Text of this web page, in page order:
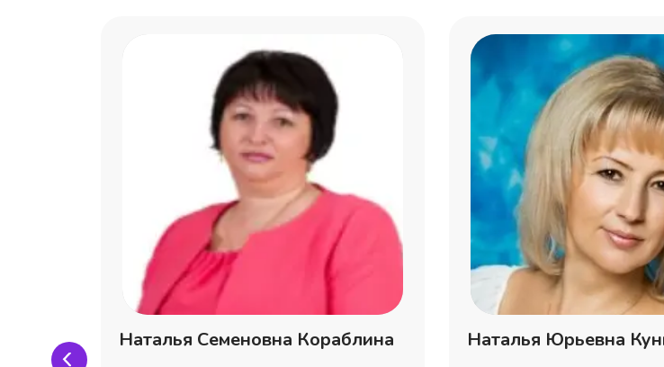
Наталья Семеновна Кораблина Наталья Юрьевна